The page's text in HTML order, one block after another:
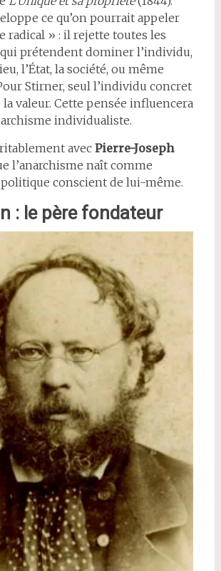
ce qu’on pourrait appeler
radical » : il rejette toutes les
prétendent dominer l’individu,
l’État, la société, ou même
Stirner, seul l’individu concret
la valeur. Cette pensée influencera
individualiste.
avec Pierre-Joseph
l’anarchisme naît comme
conscient de lui-même.
: le père fondateur